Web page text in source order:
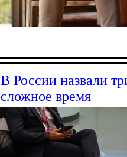
В России назвали
сложное время